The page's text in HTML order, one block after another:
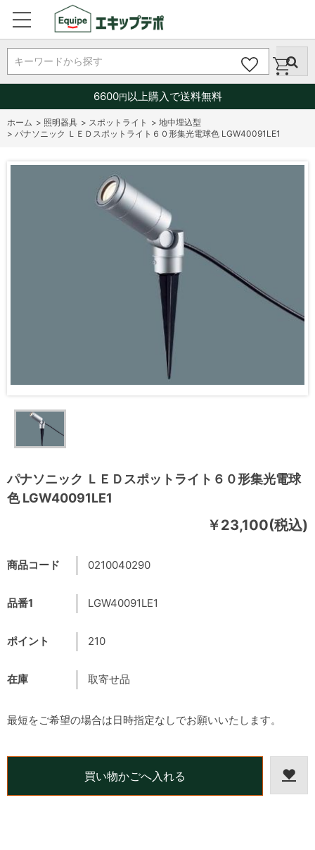
キーワードから探す
6600円以上購入で送料無料
ホーム > 照明器具 > スポットライト > 地中埋込型
> パナソニック ＬＥＤスポットライト６０形集光電球色 LGW40091LE1
パナソニック ＬＥＤスポットライト６０形集光電球
色 LGW40091LE1
￥23,100(税込)
商品コード 0210040290
品番1 LGW40091LE1
ポイント 210
在庫 取寄せ品
最短をご希望の場合は日時指定なしでお願いいたします。